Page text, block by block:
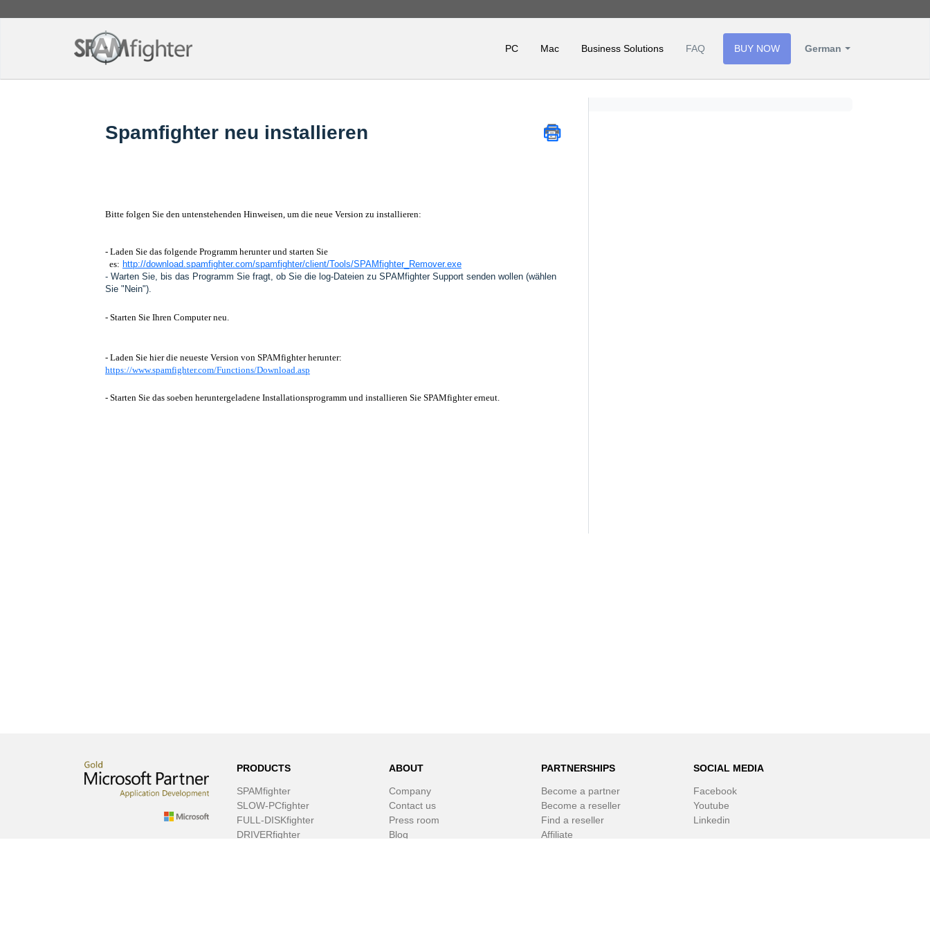
PC Mac Business Solutions FAQ BUY NOW German
Spamfighter neu installieren
Bitte folgen Sie den untenstehenden Hinweisen, um die neue Version zu installieren:
- Laden Sie das folgende Programm herunter und starten Sie
es: http://download.spamfighter.com/spamfighter/client/Tools/SPAMfighter_Remover.exe
- Warten Sie, bis das Programm Sie fragt, ob Sie die log-Dateien zu SPAMfighter Support senden wollen (wählen
Sie "Nein").
- Starten Sie Ihren Computer neu.
- Laden Sie hier die neueste Version von SPAMfighter herunter:
https://www.spamfighter.com/Functions/Download.asp
- Starten Sie das soeben heruntergeladene Installationsprogramm und installieren Sie SPAMfighter erneut.
PRODUCTS
SPAMfighter
SLOW-PCfighter
FULL-DISKfighter
DRIVERfighter
ABOUT
Company
Contact us
Press room
Blog
PARTNERSHIPS
Become a partner
Become a reseller
Find a reseller
Affiliate
SOCIAL MEDIA
Facebook
Youtube
Linkedin